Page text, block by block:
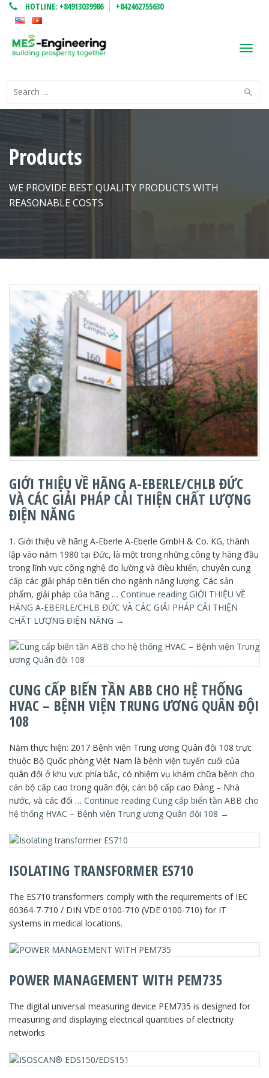
HOTLINE: +84913039986 +842462755630
Products
WE PROVIDE BEST QUALITY PRODUCTS WITH
REASONABLE COSTS
GIỚI THIỆU VỀ HÃNG A-EBERLE/CHLB ĐỨC
VÀ CÁC GIẢI PHÁP CẢI THIỆN CHẤT LƯỢNG
ĐIỆN NĂNG
1. Giới thiệu về hãng A-Eberle A-Eberle GmbH & Co. KG, thành
lập vào năm 1980 tại Đức, là một trong những công ty hàng đầu
trong lĩnh vực công nghệ đo lường và điều khiển, chuyên cung
cấp các giải pháp tiên tiến cho ngành năng lượng. Các sản
phẩm, giải pháp của hãng … Continue reading GIỚI THIỆU VỀ
HÃNG A-EBERLE/CHLB ĐỨC VÀ CÁC GIẢI PHÁP CẢI THIỆN
CHẤT LƯỢNG ĐIỆN NĂNG →
CUNG CẤP BIẾN TẦN ABB CHO HỆ THỐNG
HVAC – BỆNH VIỆN TRUNG ƯƠNG QUÂN ĐỘI
108
Năm thực hiện: 2017 Bệnh viện Trung ương Quân đội 108 trực
thuộc Bộ Quốc phòng Việt Nam là bệnh viện tuyến cuối của
quân đội ở khu vực phía bắc, có nhiệm vụ khám chữa bệnh cho
cán bộ cấp cao trong quân đội, cán bộ cấp cao Đảng – Nhà
nước, và các đối … Continue reading Cung cấp biến tần ABB cho
hệ thống HVAC – Bệnh viện Trung ương Quân đội 108 →
ISOLATING TRANSFORMER ES710
The ES710 transformers comply with the requirements of IEC
60364-7-710 / DIN VDE 0100-710 (VDE 0100-710) for IT
systems in medical locations.
POWER MANAGEMENT WITH PEM735
The digital universal measuring device PEM735 is designed for
measuring and displaying electrical quantities of electricity
networks